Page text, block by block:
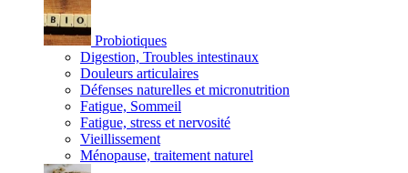
Probiotiques
Digestion, Troubles intestinaux
Douleurs articulaires
Défenses naturelles et micronutrition
Fatigue, Sommeil
Fatigue, stress et nervosité
Vieillissement
Ménopause, traitement naturel